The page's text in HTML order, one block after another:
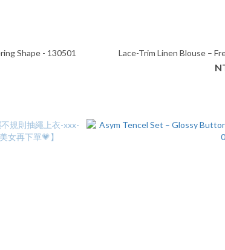
Shape - 130501 Lace-Trim Linen Blouse –